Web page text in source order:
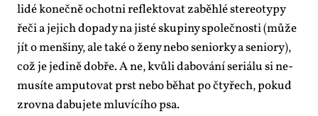
li­dé ko­neč­ně ochot­ni re­flek­to­vat za­běh­lé ste­re­o­ty­py
ře­či a je­jich do­pa­dy na jis­té sku­pi­ny spo­leč­nos­ti (mů­že
jít o men­ši­ny, ale ta­ké o že­ny ne­bo se­ni­or­ky a se­ni­o­ry),
což je je­di­ně dob­ře. A ne, kvů­li da­bo­vá­ní se­ri­á­lu si ne­
mu­sí­te am­pu­to­vat prst ne­bo bě­hat po čtyřech, po­kud
zrov­na da­bu­je­te mlu­ví­cí­ho psa.